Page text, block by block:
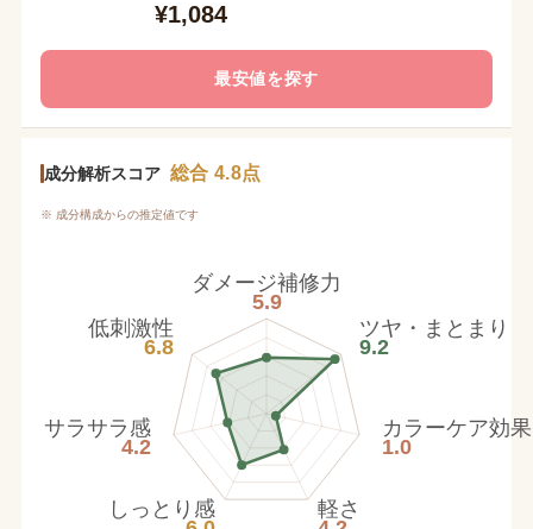
¥1,084
最安値を探す
成分解析スコア 総合 4.8点
※ 成分構成からの推定値です
ダメージ補修力
5.9
ツヤ・まとまり
9.2
カラーケア効果
1.0
軽さ
しっとり感
サラサラ感
4.2
低刺激性
6.8